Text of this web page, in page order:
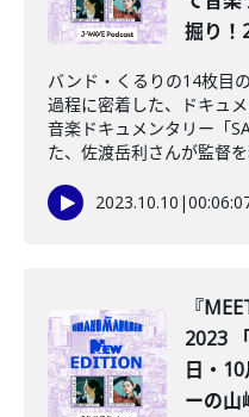
掘り
バンド・くるりの14枚目
過程に密着した、ドキュ
音楽ドキュメンタリー「
た、佐渡岳利さんが監督
2023.10.10 |
『
2023
日・
ーの山